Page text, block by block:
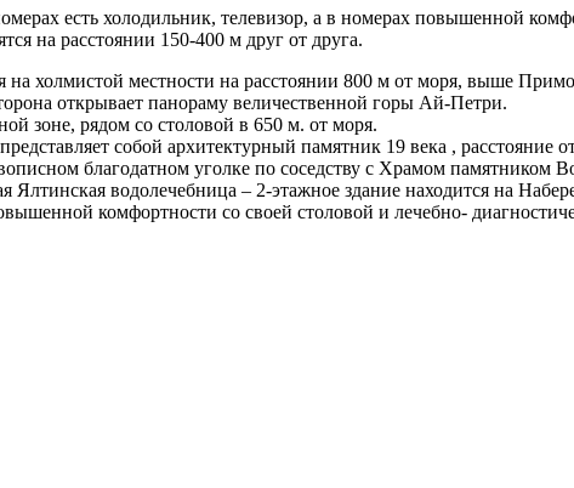
есть холодильник, телевизор, а в номерах повышенной
на расстоянии 150-400 м друг от друга.
на холмистой местности на расстоянии 800 м от моря, выше
открывает панораму величественной горы Ай-Петри.
зоне, рядом со столовой в 650 м. от моря.
собой архитектурный памятник 19 века , расстояние
благодатном уголке по соседству с Храмом памятником
Ялтинская водолечебница – 2-этажное здание находится на
комфортности со своей столовой и лечебно-